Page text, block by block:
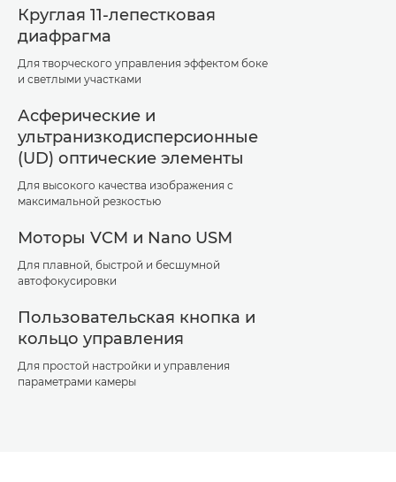
Круглая 11-лепестковая
диафрагма
Для творческого управления эффектом боке
и светлыми участками
Асферические и
ультранизкодисперсионные
(UD) оптические элементы
Для высокого качества изображения с
максимальной резкостью
Моторы VCM и Nano USM
Для плавной, быстрой и бесшумной
автофокусировки
Пользовательская кнопка и
кольцо управления
Для простой настройки и управления
параметрами камеры